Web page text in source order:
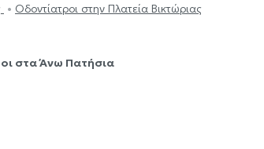
Οδοντίατροι στην Πλατεία Βικτώριας
στα Άνω Πατήσια